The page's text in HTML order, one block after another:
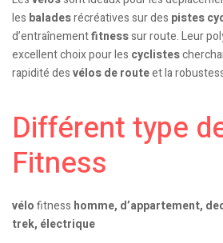
les baladesrécréatives sur des pistes
d’entraînementfitnesssur route. Leur
excellent choix pour les cyclistes
rapidité desvélos de routeet la
Différent type
Fitness
vélofitness homme, d’appartement,
trek, électrique